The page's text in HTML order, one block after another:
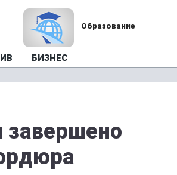
Образование
БИЗНЕС
завершено